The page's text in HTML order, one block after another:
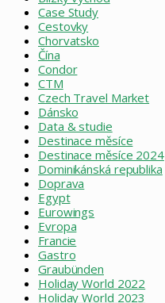
Case Study
Cestovky
Chorvatsko
Čína
Condor
CTM
Czech Travel Market
Dánsko
Data & studie
Destinace měsíce
Destinace měsíce 2024
Dominikánská republika
Doprava
Egypt
Eurowings
Evropa
Francie
Gastro
Graubünden
Holiday World 2022
Holiday World 2023